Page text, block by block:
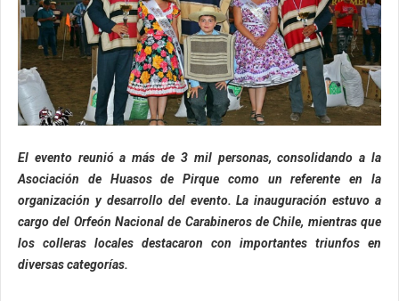
El evento reunió a más de 3 mil personas, consolidando a la
Asociación de Huasos de Pirque como un referente en la
organización y desarrollo del evento. La inauguración estuvo a
cargo del Orfeón Nacional de Carabineros de Chile, mientras que
los colleras locales destacaron con importantes triunfos en
diversas categorías.